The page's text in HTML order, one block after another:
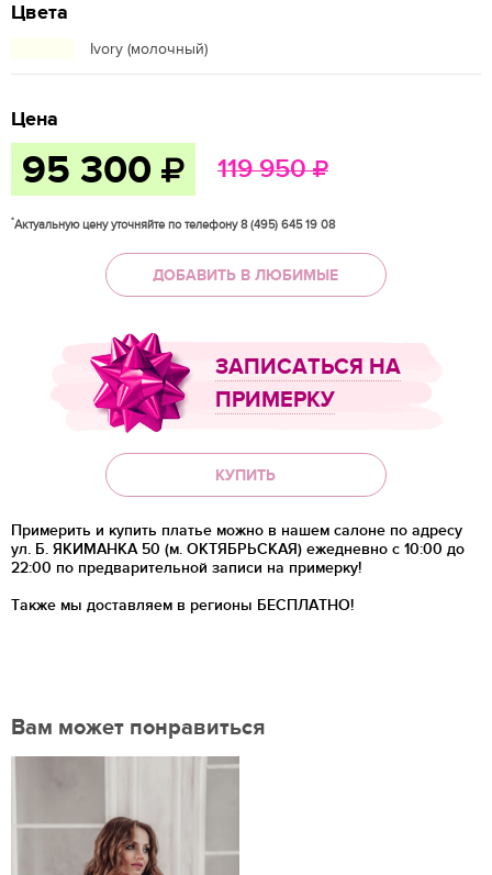
Цвета
Ivory (молочный)
Цена
95 300 119 950
*Актуальную цену уточняйте по телефону 8 (495) 645 19 08
ДОБАВИТЬ В ЛЮБИМЫЕ
ЗАПИСАТЬСЯ НА
ПРИМЕРКУ
КУПИТЬ
Примерить и купить платье можно в нашем салоне по адресу
ул. Б. ЯКИМАНКА 50 (м. ОКТЯБРЬСКАЯ) ежедневно с 10:00 до
22:00 по предварительной записи на примерку!
Также мы доставляем в регионы БЕСПЛАТНО!
Вам может понравиться